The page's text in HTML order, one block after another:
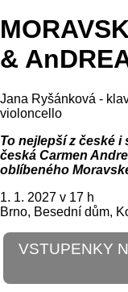
&
Jana Ryšánková -
violoncello
To nejlepší z české i
česká Carmen
oblíbeného
1. 1. 2027 v 17 h
Brno, Besední dům,
VSTUPENKY